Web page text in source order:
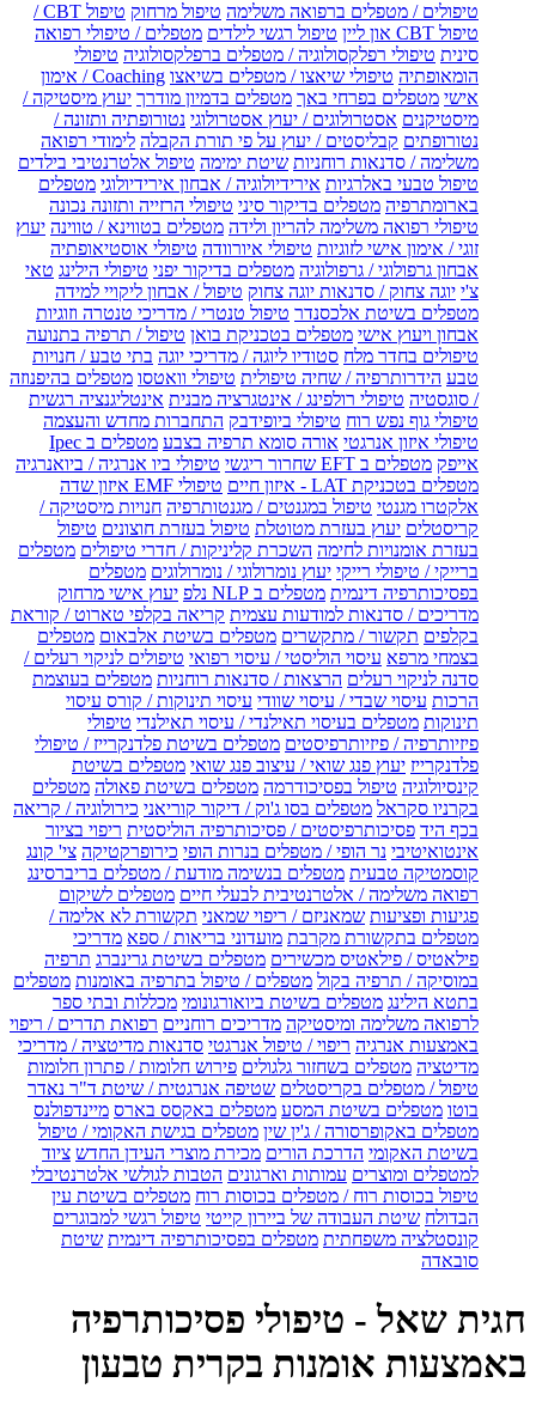
טיפולים / מטפלים ברפואה משלימה טיפול מרחוק
טיפול CBT /
טיפול CBT און ליין
טיפול רגשי לילדים מטפלים / טיפולי רפואה
סינית טיפולי רפלקסולוגיה / מטפלים ברפלקסולוגיה טיפולי
הומאופתיה טיפולי שיאצו / מטפלים בשיאצו
Coaching / אימון
אישי מטפלים בפרחי באך מטפלים בדמיון מודרך יעוץ מיסטיקה /
מיסטיקנים אסטרולוגים / יעוץ אסטרולוגי נטורופתיה ותזונה /
נטורופתים קבליסטים / יעוץ על פי תורת הקבלה לימודי רפואה
משלימה / סדנאות רוחניות שיטת ימימה טיפול אלטרנטיבי בילדים
טיפול טבעי באלרגיות אירידיולוגיה / אבחון אירידיולוגי מטפלים
בארומתרפיה מטפלים בדיקור סיני טיפולי הרזייה ותזונה נכונה
טיפולי רפואה משלימה להריון ולידה מטפלים בטווינא / טווינה יעוץ
זוגי / אימון אישי לזוגיות טיפולי איורוודה טיפולי אוסטיאופתיה
אבחון גרפולוגי / גרפולוגיה מטפלים בדיקור יפני טיפולי הילינג טאי
צ'י יוגה צחוק / סדנאות יוגה צחוק טיפול / אבחון ליקויי למידה
מטפלים בשיטת אלכסנדר טיפול טנטרי / מדריכי טנטרה וזוגיות
אבחון ויעוץ אישי מטפלים בטכניקת בואן טיפול / תרפיה בתנועה
טיפולים בחדר מלח סטודיו ליוגה / מדריכי יוגה בתי טבע / חנויות
טבע הידרותרפיה / שחיה טיפולית טיפולי וואטסו מטפלים בהיפנוזה
/ סוגסטיה טיפולי רולפינג / אינטגרציה מבנית אינטליגנציה רגשית
טיפולי גוף נפש רוח טיפולי ביופידבק התחברות מחדש והעצמה
טיפולי איזון אנרגטי אורה סומא תרפיה בצבע
מטפלים ב Ipec
אייפק מטפלים ב EFT שחרור ריגשי
טיפולי ביו אנרגיה / ביואנרגיה
מטפלים בטכניקת LAT - איזון חיים
טיפולי EMF איזון שדה
אלקטרו מגנטי טיפול במגנטים / מגנטותרפיה חנויות מיסטיקה /
קריסטלים יעוץ בעזרת מטוטלת טיפול בעזרת חוצונים טיפול
בעזרת אומנויות לחימה השכרת קליניקות / חדרי טיפולים מטפלים
ברייקי / טיפולי רייקי יעוץ נומרולוגי / נומרולוגים מטפלים
בפסיכותרפיה דינמית מטפלים ב NLP נלפ
יעוץ אישי מרחוק
מדריכים / סדנאות למודעות עצמית קריאה בקלפי טארוט / קוראת
בקלפים תקשור / מתקשרים מטפלים בשיטת אלבאום מטפלים
בצמחי מרפא עיסוי הוליסטי / עיסוי רפואי טיפולים לניקוי רעלים /
סדנה לניקוי רעלים הרצאות / סדנאות רוחניות מטפלים בעוצמת
הרכות עיסוי שבדי / עיסוי שוודי עיסוי תינוקות / קורס עיסוי
תינוקות מטפלים בעיסוי תאילנדי / עיסוי תאילנדי טיפולי
פיזיותרפיה / פיזיותרפיסטים מטפלים בשיטת פלדנקרייז / טיפולי
פלדנקרייז יעוץ פנג שואי / עיצוב פנג שואי מטפלים בשיטת
קינסיולוגיה טיפול בפסיכודרמה מטפלים בשיטת פאולה מטפלים
בקרניו סקראל מטפלים בסו ג'וק / דיקור קוריאני כירולוגיה / קריאה
בכף היד פסיכותרפיסטים / פסיכותרפיה הוליסטית ריפוי בציור
אינטואיטיבי נר הופי / מטפלים בנרות הופי כירופרקטיקה צי' קונג
קוסמטיקה טבעית מטפלים בנשימה מודעת / מטפלים בריברסינג
רפואה משלימה / אלטרנטיבית לבעלי חיים מטפלים לשיקום
פגיעות ופציעות שמאניזם / ריפוי שמאני תקשורת לא אלימה /
מטפלים בתקשורת מקרבת מועדוני בריאות / ספא מדריכי
פילאטיס / פילאטיס מכשירים מטפלים בשיטת גרינברג תרפיה
במוסיקה / תרפיה בקול מטפלים / טיפול בתרפיה באומנות מטפלים
בתטא הילינג מטפלים בשיטת ביואורגונומי מכללות ובתי ספר
לרפואה משלימה ומיסטיקה מדריכים רוחניים רפואת תדרים / ריפוי
באמצעות אנרגיה ריפוי / טיפול אנרגטי סדנאות מדיטציה / מדריכי
מדיטציה מטפלים בשחזור גלגולים פירוש חלומות / פתרון חלומות
טיפול / מטפלים בקריסטלים שטיפה אנרגטית / שיטת ד"ר נאדר
בוטו מטפלים בשיטת המסע מטפלים באקסס בארס מיינדפולנס
מטפלים באקופרסורה / ג'ין שין מטפלים בגישת האקומי / טיפול
בשיטת האקומי הדרכת הורים מכירת מוצרי העידן החדש ציוד
למטפלים ומוצרים עמותות וארגונים הטבות לגולשי אלטרנטיבלי
טיפול בכוסות רוח / מטפלים בכוסות רוח מטפלים בשיטת עין
הבדולח שיטת העבודה של ביירון קייטי טיפול רגשי למבוגרים
קונסטלציה משפחתית מטפלים בפסיכותרפיה דינמית שיטת
סובאדה
חגית שאל - טיפולי פסיכותרפיה
באמצעות אומנות בקרית טבעון